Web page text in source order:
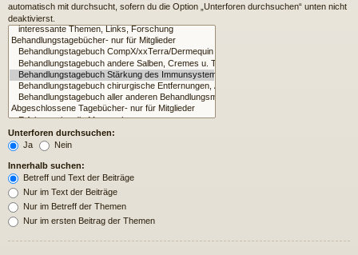
automatisch mit durchsucht, sofern du die Option „Unterforen durchsuchen“ unten nicht
deaktivierst.
Unterforen durchsuchen:
Ja
Nein
Innerhalb suchen:
Betreff und Text der Beiträge
Nur im Text der Beiträge
Nur im Betreff der Themen
Nur im ersten Beitrag der Themen